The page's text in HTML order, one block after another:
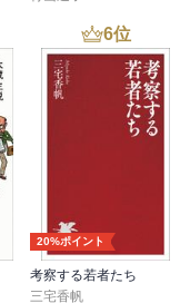
6位
20%ポイント
考察する若者たち
三宅香帆